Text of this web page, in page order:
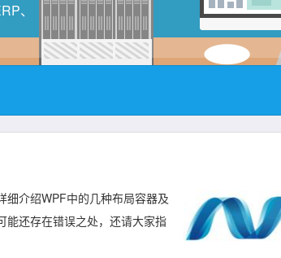
、
细介绍WPF中的几种布局容器及
能还存在错误之处，还请大家指